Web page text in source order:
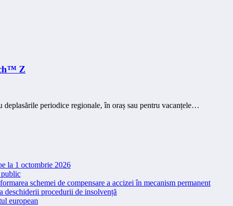
Z
deplasările periodice regionale, în oraș sau pentru vacanțele…
la 1 octombrie 2026
public
schemei de compensare a accizei în mecanism permanent
deschiderii procedurii de insolvență
european